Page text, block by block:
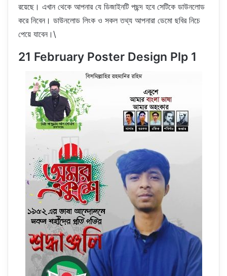
রয়েছে। এখান থেকে আপনার যে ডিজাইনটি পছন্দ হবে সেটিকে ডাউনলোড
করে নিবেন। ডাউনলোড লিংক ও সকল তথ্য আপনারা ডেমো ছবির নিচে
পেয়ে যাবেন।\
21 February Poster Design Plp 1